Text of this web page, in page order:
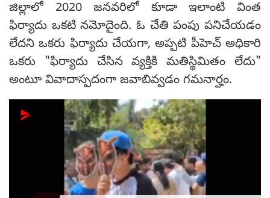
జిల్లాలో 2020 జనవరిలో కూడా ఇలాంటి వింత
ఫిర్యాదు ఒకటి నమోదైంది. ఓ చేతి పంపు పనిచేయడం
లేదని ఒకరు ఫిర్యాదు చేయగా, అప్పటి పీహెచ్ అధికారి
ఒకరు "ఫిర్యాదు చేసిన వ్యక్తికి మతిస్థిమితం లేదు"
అంటూ వివాదాస్పదంగా జవాబివ్వడం గమనార్హం.